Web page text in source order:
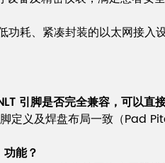
耗、紧凑封装的以太网接入
引脚是否完全兼容，可以直
义及焊盘布局一致（Pad
能？